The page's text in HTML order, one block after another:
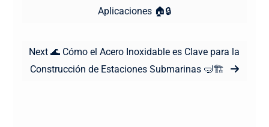
entradas
Aplicaciones 🏠🔒
Next Next
post:
🌊 Cómo el Acero Inoxidable es Clave para la
Construcción de Estaciones Submarinas 🤿🏗️